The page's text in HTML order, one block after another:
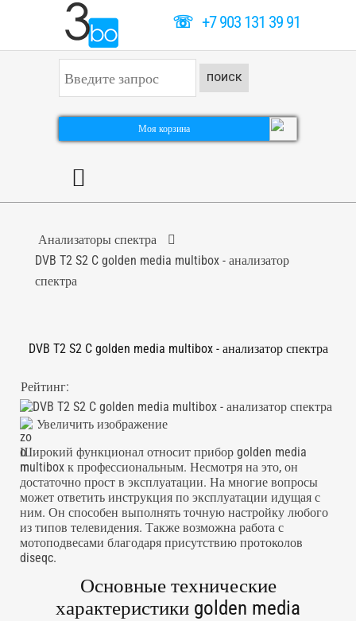
☏+7 903 131 39 91
к
а
ь
ПОИСК
Моя корзина
Анализаторы спектра
DVB T2 S2 C golden media multibox - анализатор
спектра
DVB T2 S2 C golden media multibox - анализатор спектра
Рейтинг:
Увеличить изображение
Широкий функционал относит прибор golden media
multibox к профессиональным. Несмотря на это, он
достаточно прост в эксплуатации. На многие вопросы
может ответить инструкция по эксплуатации идущая с
ним. Он способен выполнять точную настройку любого
из типов телевидения. Также возможна работа с
мотоподвесами благодаря присутствию протоколов
diseqc.
Основные технические
характеристики golden media